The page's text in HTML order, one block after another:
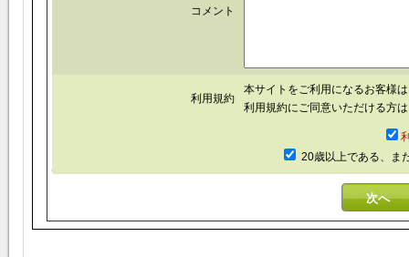
コメント
利用規約
本サイトをご利用になるお客様
利用規約にご同意いただける方
20歳以上である、ま